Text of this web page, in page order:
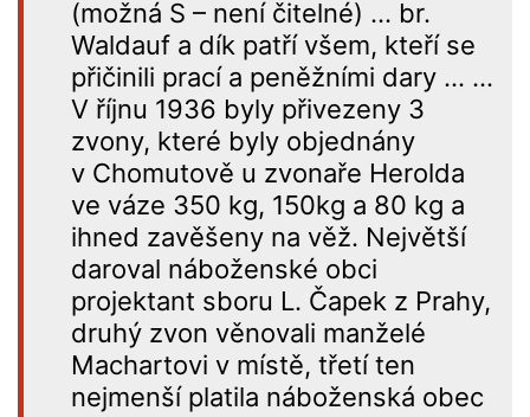
(možná S – není čitelné) … br.
Waldauf a dík patří všem, kteří se
přičinili prací a peněžními dary … …
V říjnu 1936 byly přivezeny 3
zvony, které byly objednány
v Chomutově u zvonaře Herolda
ve váze 350 kg, 150kg a 80 kg a
ihned zavěšeny na věž. Největší
daroval náboženské obci
projektant sboru L. Čapek z Prahy,
druhý zvon věnovali manželé
Machartovi v místě, třetí ten
nejmenší platila náboženská obec